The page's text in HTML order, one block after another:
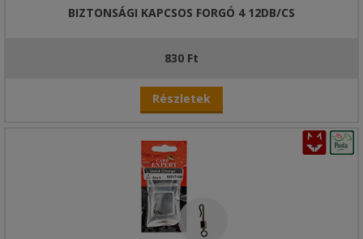
BIZTONSÁGI KAPCSOS FORGÓ 4 12DB/CS
830 Ft
Részletek